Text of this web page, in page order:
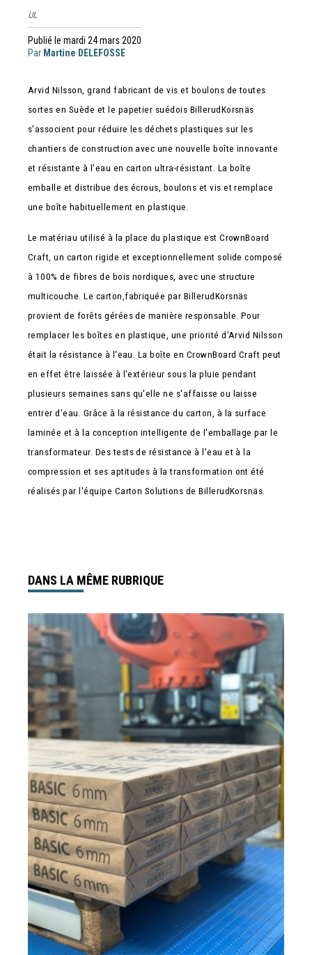
Publié le mardi 24 mars 2020
Par Martine DELEFOSSE
UL
Arvid Nilsson, grand fabricant de vis et boulons de toutes
sortes en Suède et le papetier suédois BillerudKorsnäs
s'associent pour réduire les déchets plastiques sur les
chantiers de construction avec une nouvelle boîte innovante
et résistante à l'eau en carton ultra-résistant. La boîte
emballe et distribue des écrous, boulons et vis et remplace
une boîte habituellement en plastique.
Le matériau utilisé à la place du plastique est CrownBoard
Craft, un carton rigide et exceptionnellement solide composé
à 100% de fibres de bois nordiques, avec une structure
multicouche. Le carton,fabriquée par BillerudKorsnäs
provient de forêts gérées de manière responsable. Pour
remplacer les boîtes en plastique, une priorité d'Arvid Nilsson
était la résistance à l'eau. La boîte en CrownBoard Craft peut
en effet être laissée à l'extérieur sous la pluie pendant
plusieurs semaines sans qu'elle ne s'affaisse ou laisse
entrer d'eau. Grâce à la résistance du carton, à la surface
laminée et à la conception intelligente de l'emballage par le
transformateur. Des tests de résistance à l'eau et à la
compression et ses aptitudes à la transformation ont été
réalisés par l'équipe Carton Solutions de BillerudKorsnäs.
DANS LA MÊME RUBRIQUE